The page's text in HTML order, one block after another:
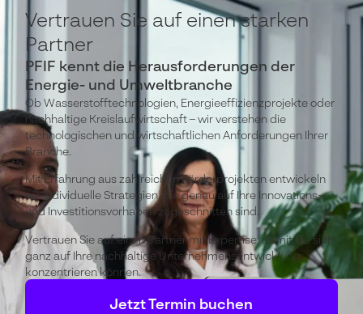
Vertrauen Sie auf einen starken
Partner
PFIF kennt die Herausforderungen der
Energie- und Umweltbranche
Ob Wasserstofftechnologien, Energieeffizienzprojekte oder
nachhaltige Kreislaufwirtschaft – wir verstehen die
technologischen und wirtschaftlichen Anforderungen Ihrer
Branche.
Mit Erfahrung aus zahlreichen Förderprojekten entwickeln
wir individuelle Strategien, die genau auf Ihre Innovations-
und Investitionsvorhaben zugeschnitten sind.
Vertrauen Sie auf einen Partner mit Expertise: damit Sie sich
ganz auf Ihre nachhaltige Unternehmensentwicklung
konzentrieren können.
Jetzt Termin buchen